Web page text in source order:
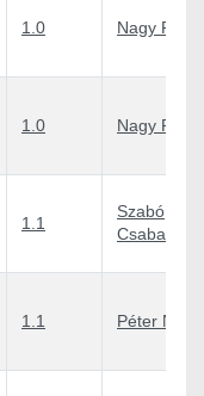
1.0 Nagy Péter
1.0 Nagy Péter
1.1
Szabó
Csaba
1.1 Péter Nagy